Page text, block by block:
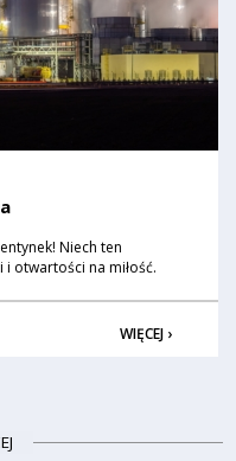
Niech ten
otwartości na miłość.
WIĘCEJ ›